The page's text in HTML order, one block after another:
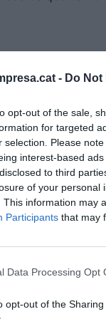
- Do
opt-out of the sale,
for targeted
selection. Please
interest-based
to third
of your personal
This information may
Participants that may
Data Processing Opt
opt-out of the
4.449
concentró la
el resto del
el 71% de
(2.469